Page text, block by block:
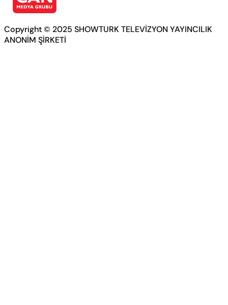
Copyright © 2025 SHOWTURK TELEVİZYON YAYINCILIK
ANONİM ŞİRKETİ